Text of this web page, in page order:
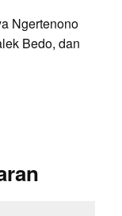
Ngertenono
Bedo, dan